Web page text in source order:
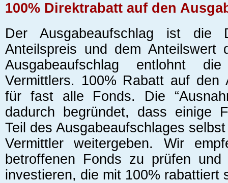
100% Direktrabatt auf den
Der Ausgabeaufschlag ist die
Anteilspreis und dem Anteilswert
Ausgabeaufschlag entlohnt
Vermittlers. 100% Rabatt auf den
für fast alle Fonds. Die
dadurch begründet, dass einige
Teil des Ausgabeaufschlages
Vermittler weitergeben. Wir
betroffenen Fonds zu prüfen
investieren, die mit 100% rabattiert